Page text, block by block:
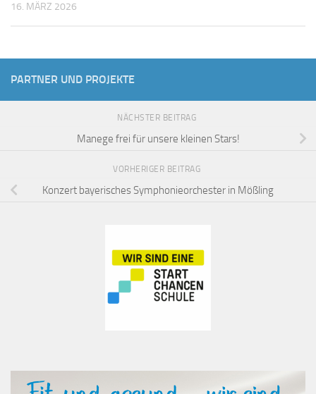
16. MÄRZ 2026
PARTNER UND PROJEKTE
NÄCHSTER BEITRAG
Manege frei für unsere kleinen Stars!
VORHERIGER BEITRAG
Konzert bayerisches Symphonieorchester in Mößling